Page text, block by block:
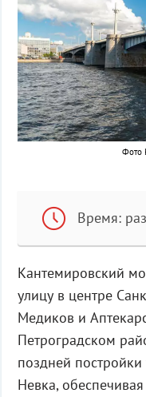
Фото
Время:
Кантемировский
улицу в центре
Медиков и
Петроградском
поздней постройки
Невка,